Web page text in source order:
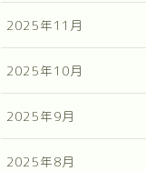
2025年11月
2025年10月
2025年9月
2025年8月